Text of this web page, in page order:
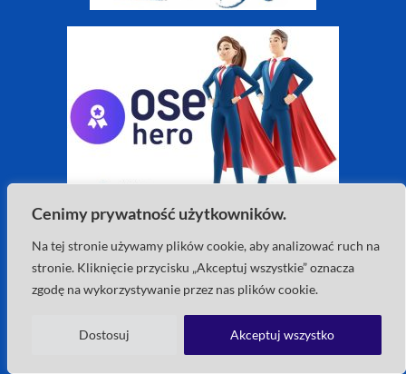
Cenimy prywatność użytkowników.
Na tej stronie używamy plików cookie, aby analizować ruch na
stronie. Kliknięcie przycisku „Akceptuj wszystkie” oznacza
zgodę na wykorzystywanie przez nas plików cookie.
Dostosuj Akceptuj wszystko